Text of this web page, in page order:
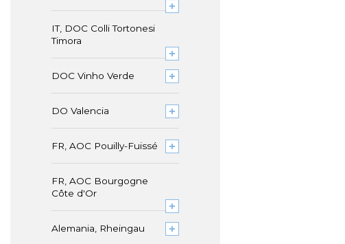
IT, DOC Colli Tortonesi
Timora
DOC Vinho Verde
DO Valencia
FR, AOC Pouilly-Fuissé
FR, AOC Bourgogne
Côte d'Or
Alemania, Rheingau